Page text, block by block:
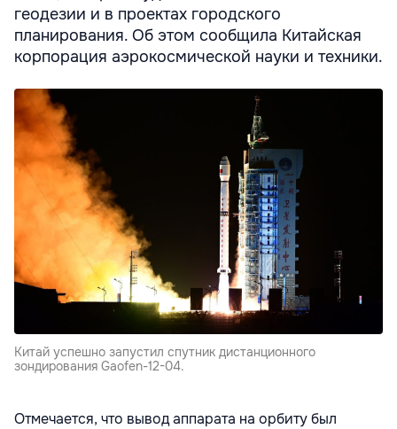
геодезии и в проектах городского
планирования. Об этом сообщила Китайская
корпорация аэрокосмической науки и техники.
Китай успешно запустил спутник дистанционного
зондирования Gaofen-12-04.
Отмечается, что вывод аппарата на орбиту был